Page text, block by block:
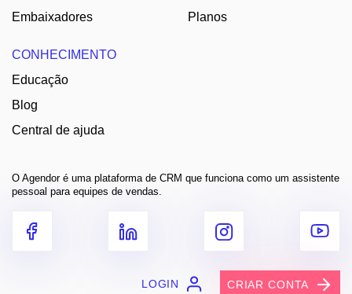
Embaixadores
Planos
CONHECIMENTO
Educação
Blog
Central de ajuda
O Agendor é uma plataforma de CRM que funciona como um assistente
pessoal para equipes de vendas.
LOGIN CRIAR CONTA